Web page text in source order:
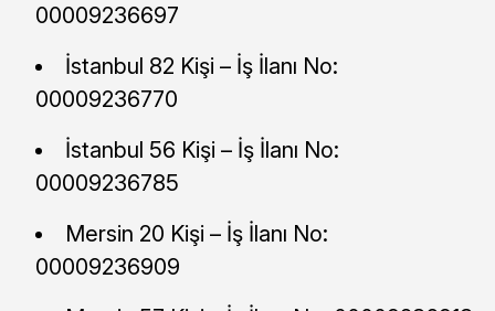
00009236697
İstanbul 82 Kişi – İş İlanı No:
00009236770
İstanbul 56 Kişi – İş İlanı No:
00009236785
Mersin 20 Kişi – İş İlanı No:
00009236909